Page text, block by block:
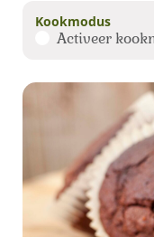
Kookmodus
Activeer